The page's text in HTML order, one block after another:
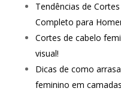
Tendências de
Completo para
Cortes de cabelo
visual!
Dicas de como
feminino em